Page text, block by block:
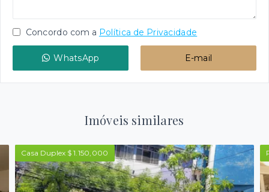
Concordo com a Política de Privacidade
WhatsApp E-mail
Imóveis similares
Casa Duplex $ 1.150,000